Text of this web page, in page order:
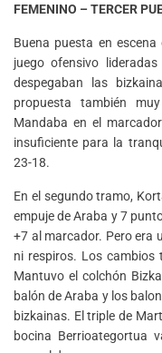
FEMENINO – TERCER
Buena puesta en
juego ofensivo
despegaban las
propuesta también
Mandaba en el
insuficiente para la
23-18.
En el segundo tramo,
empuje de Araba y 7
+7 al marcador. Pero era
ni respiros. Los
Mantuvo el colchón
balón de Araba y los
bizkainas. El triple de
bocina Berrioategortua